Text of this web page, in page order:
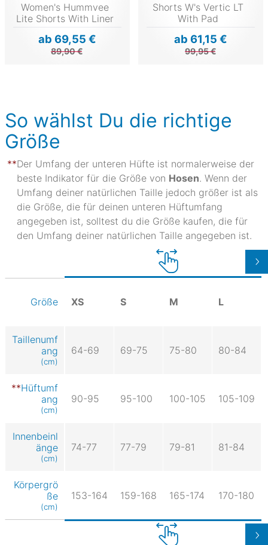
Women's Hummvee
Lite Shorts With Liner
ab 69,55 €
89,90 €
Shorts W's Vertic LT
With Pad
ab 61,15 €
99,95 €
So wählst Du die richtige
Größe
Der Umfang der unteren Hüfte ist normalerweise der
beste Indikator für die Größe von Hosen. Wenn der
Umfang deiner natürlichen Taille jedoch größer ist als
die Größe, die für deinen unteren Hüftumfang
angegeben ist, solltest du die Größe kaufen, die für
den Umfang deiner natürlichen Taille angegeben ist.
Größe XS S M L
Taillenumf
ang
(cm)
64-69 69-75 75-80 80-84
Hüftumf
ang
(cm)
90-95 95-100 100-105 105-109
Innenbeinl
änge
(cm)
74-77 77-79 79-81 81-84
Körpergrö
ße
(cm)
153-164 159-168 165-174 170-180